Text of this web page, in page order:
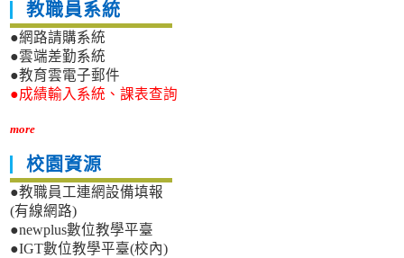
教職員系統
●網路請購系統
●雲端差勤系統
●教育雲電子郵件
●成績輸入系統、課表查詢
more
校園資源
●教職員工連網設備填報
(有線網路)
●newplus數位教學平臺
●IGT數位教學平臺(校內)